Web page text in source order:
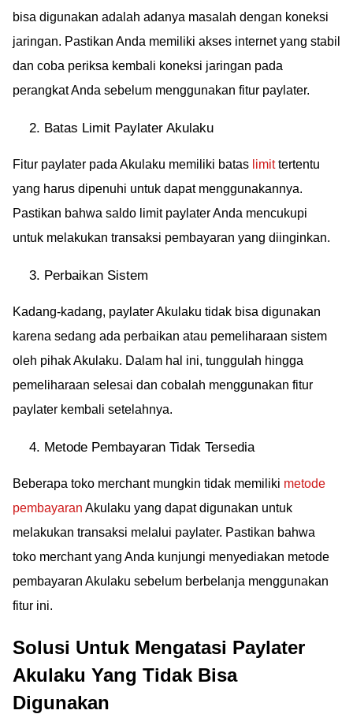
bisa digunakan adalah adanya masalah dengan koneksi
jaringan. Pastikan Anda memiliki akses internet yang stabil
dan coba periksa kembali koneksi jaringan pada
perangkat Anda sebelum menggunakan fitur paylater.
Batas Limit Paylater Akulaku
Fitur paylater pada Akulaku memiliki batas limittertentu
yang harus dipenuhi untuk dapat menggunakannya.
Pastikan bahwa saldo limit paylater Anda mencukupi
untuk melakukan transaksi pembayaran yang diinginkan.
Perbaikan Sistem
Kadang-kadang, paylater Akulaku tidak bisa digunakan
karena sedang ada perbaikan atau pemeliharaan sistem
oleh pihak Akulaku. Dalam hal ini, tunggulah hingga
pemeliharaan selesai dan cobalah menggunakan fitur
paylater kembali setelahnya.
Metode Pembayaran Tidak Tersedia
Beberapa toko merchant mungkin tidak memiliki metode
pembayaran Akulaku yang dapat digunakan untuk
melakukan transaksi melalui paylater. Pastikan bahwa
toko merchant yang Anda kunjungi menyediakan metode
pembayaran Akulaku sebelum berbelanja menggunakan
fitur ini.
Solusi Untuk Mengatasi Paylater
Akulaku Yang Tidak Bisa
Digunakan